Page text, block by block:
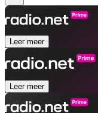
Leer meer
Leer meer